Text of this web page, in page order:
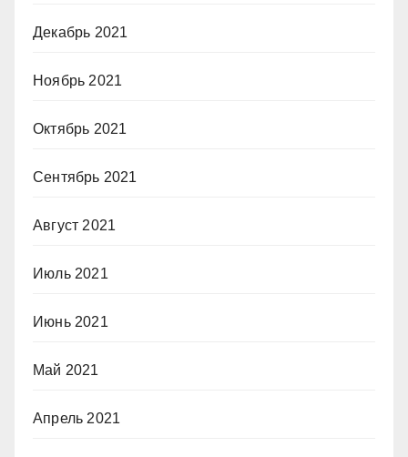
Декабрь 2021
Ноябрь 2021
Октябрь 2021
Сентябрь 2021
Август 2021
Июль 2021
Июнь 2021
Май 2021
Апрель 2021